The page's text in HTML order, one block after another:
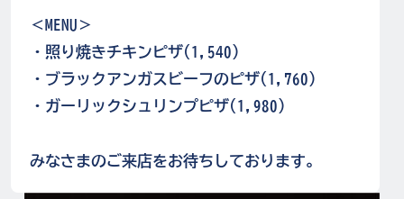
＜MENU＞
・照り焼きチキンピザ(1,540)
・ブラックアンガスビーフのピザ(1,760)
・ガーリックシュリンプピザ(1,980)
みなさまのご来店をお待ちしております。